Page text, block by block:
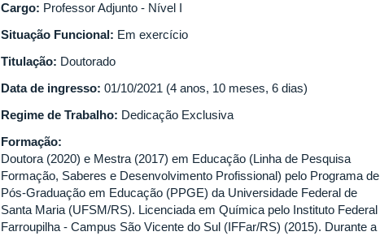
Cargo: Professor Adjunto - Nível I
Situação Funcional: Em exercício
Titulação: Doutorado
Data de ingresso: 01/10/2021 (4 anos, 10 meses, 6 dias)
Regime de Trabalho: Dedicação Exclusiva
Formação:
Doutora (2020) e Mestra (2017) em Educação (Linha de Pesquisa
Formação, Saberes e Desenvolvimento Profissional) pelo Programa de
Pós-Graduação em Educação (PPGE) da Universidade Federal de
Santa Maria (UFSM/RS). Licenciada em Química pelo Instituto Federal
Farroupilha - Campus São Vicente do Sul (IFFar/RS) (2015). Durante a